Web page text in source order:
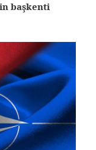
başkenti